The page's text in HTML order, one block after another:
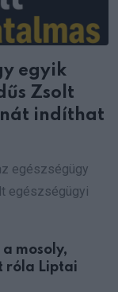
egyik
Zsolt
indíthat
egészségügy
egészségügyi
mosoly,
róla Liptai